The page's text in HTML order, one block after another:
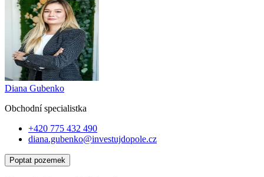
Diana Gubenko
Obchodní specialistka
+420 775 432 490
diana.gubenko@investujdopole.cz
Poptat pozemek